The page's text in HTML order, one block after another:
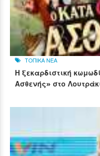
ΤΟΠΙΚΑ ΝΕΑ
Η ξεκαρδιστική
Ασθενής» στο